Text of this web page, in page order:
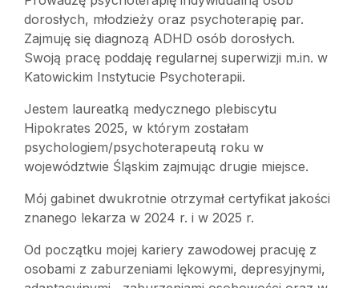
dorosłych, młodzieży oraz psychoterapię par.
Zajmuję się diagnozą ADHD osób dorosłych.
Swoją pracę poddaję regularnej superwizji m.in. w
Katowickim Instytucie Psychoterapii.
Jestem laureatką medycznego plebiscytu
Hipokrates 2025, w którym zostałam
psychologiem/psychoterapeutą roku w
województwie Śląskim zajmując drugie miejsce.
Mój gabinet dwukrotnie otrzymał certyfikat jakości
znanego lekarza w 2024 r. i w 2025 r.
Od początku mojej kariery zawodowej pracuję z
osobami z zaburzeniami lękowymi, depresyjnymi,